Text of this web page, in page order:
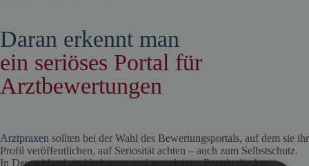
Daran erkennt man
ein seriöses Portal für
Arztbewertungen
Arztpraxen sollten bei der Wahl des Bewertungsportals, auf dem sie ihr
Profil veröffentlichen, auf Seriosität achten – auch zum Selbstschutz.
In Deutschland sind bekannte und respektierte Portale die Arzt-